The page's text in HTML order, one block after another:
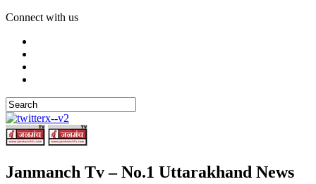
Connect with us
Janmanch Tv – No.1 Uttarakhand News